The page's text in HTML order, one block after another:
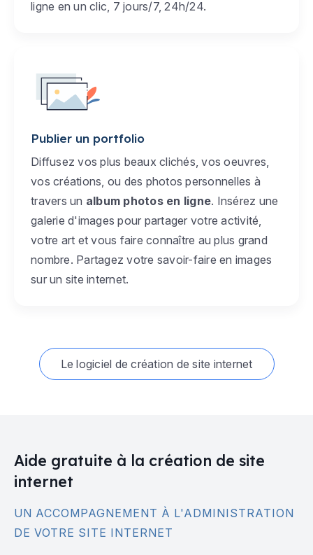
ligne en un clic, 7 jours/7, 24h/24.
Publier un portfolio
Diffusez vos plus beaux clichés, vos oeuvres,
vos créations, ou des photos personnelles à
travers un album photos en ligne. Insérez une
galerie d'images pour partager votre activité,
votre art et vous faire connaître au plus grand
nombre. Partagez votre savoir-faire en images
sur un site internet.
Le logiciel de création de site internet
Aide gratuite à la création de site
internet
UN ACCOMPAGNEMENT À L'ADMINISTRATION
DE VOTRE SITE INTERNET